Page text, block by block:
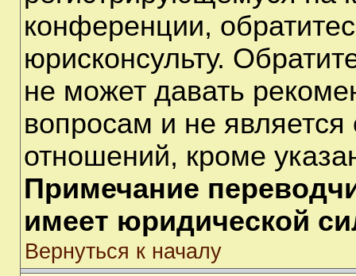
конференции,
юрисконсульту.
не может давать
вопросам и не
отношений, кроме
Примечание
имеет юридической
Вернуться к началу